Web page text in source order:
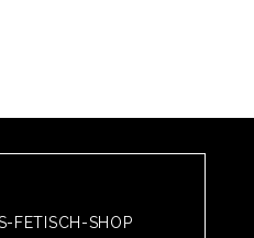
FETISCH-SHOP